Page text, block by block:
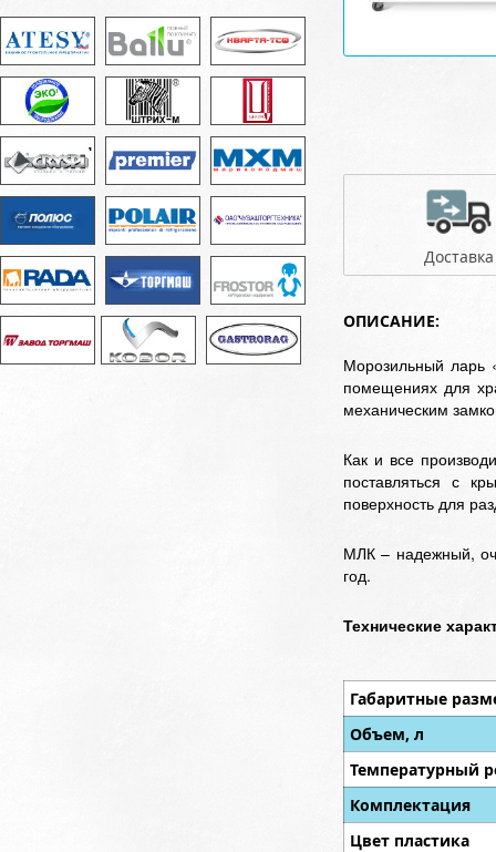
Доставка
ОПИСАНИЕ:
Морозильный ларь
помещениях для
механическим
Как и все
поставляться с
поверхность для
МЛК – надежный,
год.
Технические
Габаритные
Объем, л
Температурный
Комплектация
Цвет пластика